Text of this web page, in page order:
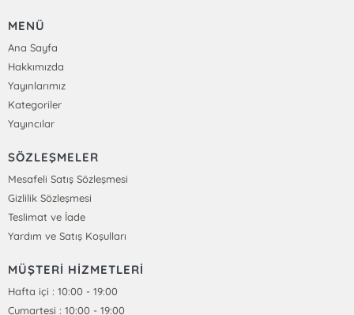
MENÜ
Ana Sayfa
Hakkımızda
Yayınlarımız
Kategoriler
Yayıncılar
SÖZLEŞMELER
Mesafeli Satış Sözleşmesi
Gizlilik Sözleşmesi
Teslimat ve İade
Yardım ve Satış Koşulları
MÜŞTERİ HİZMETLERİ
Hafta içi : 10:00 - 19:00
Cumartesi : 10:00 - 19:00